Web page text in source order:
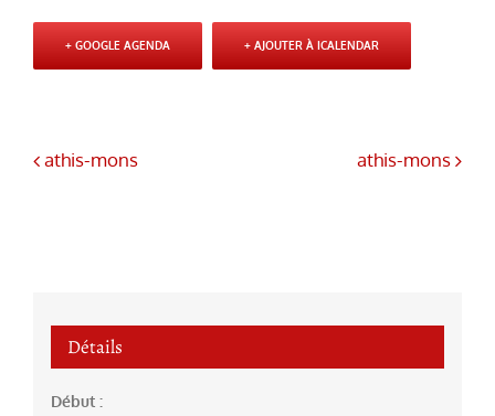
+ GOOGLE AGENDA + AJOUTER À ICALENDAR
athis-mons athis-mons
Détails
Début :